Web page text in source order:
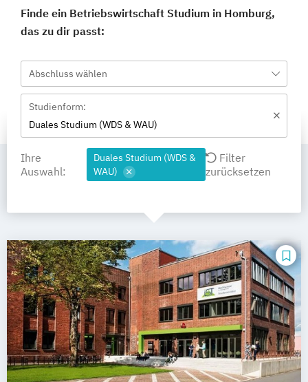
Finde ein Betriebswirtschaft Studium in Homburg,
das zu dir passt:
Abschluss wählen
Studienform:
Duales Studium (WDS & WAU)
Ihre
Auswahl:
Duales Studium (WDS &
WAU)
Filter
zurücksetzen